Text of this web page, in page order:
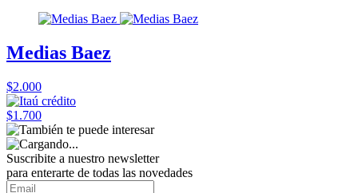
Medias Baez
$2.000
$1.700
Suscribite a nuestro newsletter
para enterarte de todas las novedades